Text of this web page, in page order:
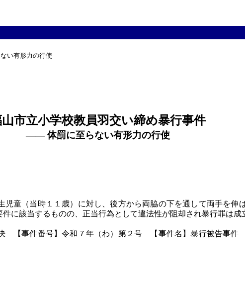
い有形力の行使
市立小学校教員羽交い締め暴行事件
―― 体罰に至らない有形力の行使
童（当時１１歳）に対し、後方から両脇の下を通して両手を伸
に該当するものの、正当行為として違法性が阻却され暴行罪は成
決 【事件番号】令和７年（わ）第２号 【事件名】暴行被告事